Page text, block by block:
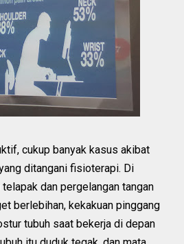
cukup banyak kasus akibat
ditangani fisioterapi. Di
dan pergelangan tangan
berlebihan, kekakuan pinggang
tubuh saat bekerja di depan